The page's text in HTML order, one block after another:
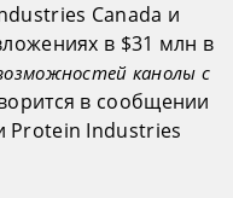
Canada и
в $31 млн в
канолы с
в сообщении
Protein Industries